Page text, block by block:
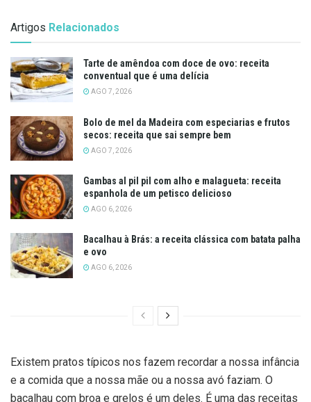
Artigos Relacionados
Tarte de amêndoa com doce de ovo: receita
conventual que é uma delícia
AGO 7, 2026
Bolo de mel da Madeira com especiarias e frutos
secos: receita que sai sempre bem
AGO 7, 2026
Gambas al pil pil com alho e malagueta: receita
espanhola de um petisco delicioso
AGO 6, 2026
Bacalhau à Brás: a receita clássica com batata palha
e ovo
AGO 6, 2026
Existem pratos típicos nos fazem recordar a nossa infância
e a comida que a nossa mãe ou a nossa avó faziam. O
bacalhau com broa e grelos é um deles. É uma das receitas